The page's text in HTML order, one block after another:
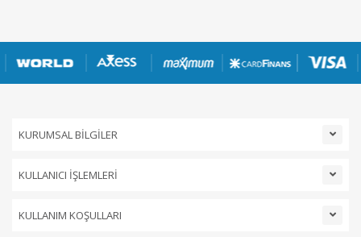
KURUMSAL BİLGİLER
KULLANICI İŞLEMLERİ
KULLANIM KOŞULLARI